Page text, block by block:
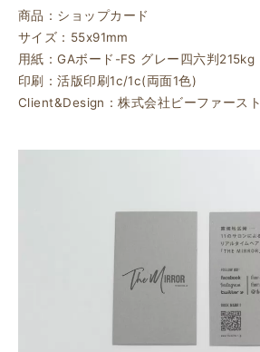
商品：ショップカード
サイズ：55x91mm
用紙：GAボード-FS グレー四六判215kg
印刷：活版印刷1c/1c(両面1色)
Client&Design：株式会社ビーファースト